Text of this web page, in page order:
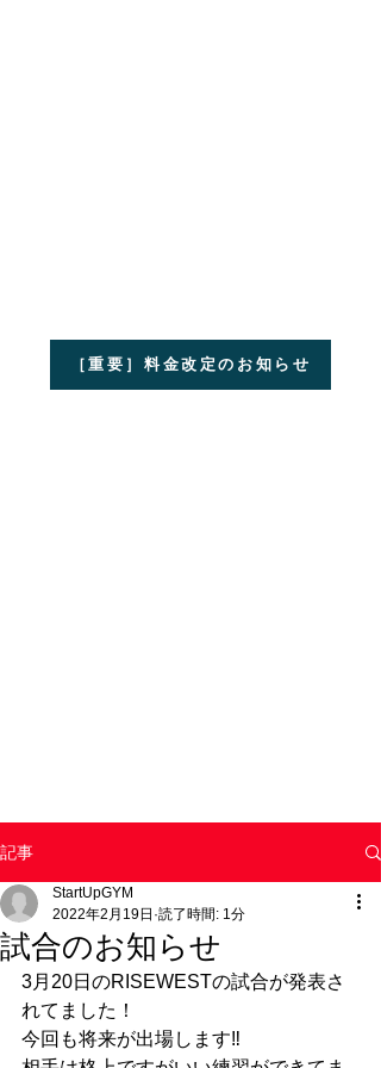
［重要］料金改定のお知らせ
記事
試合のお知らせ
StartUpGYM
2022年2月19日 読了時間: 1分
3月20日のRISEWESTの試合が発表さ
れてました！
今回も将来が出場します‼️